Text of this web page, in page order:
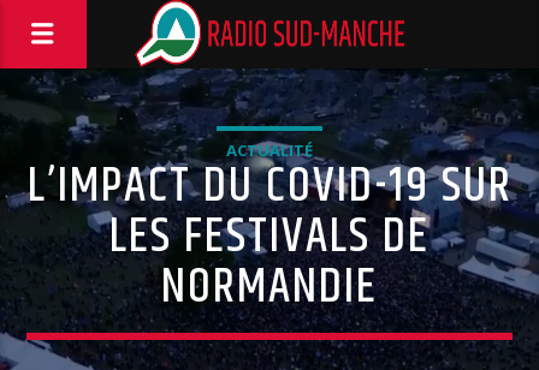
ACTUALITÉ
L’IMPACT DU COVID-19 SUR
LES FESTIVALS DE
NORMANDIE